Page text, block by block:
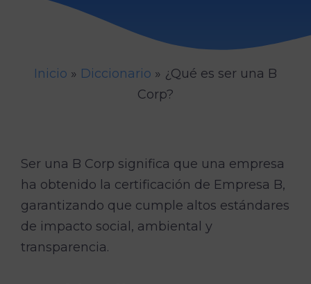
Inicio » Diccionario » ¿Qué es ser una B
Corp?
Ser una B Corp significa que una empresa
ha obtenido la certificación de Empresa B,
garantizando que cumple altos estándares
de impacto social, ambiental y
transparencia.